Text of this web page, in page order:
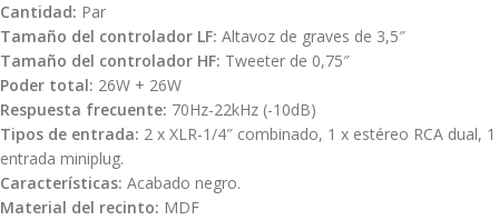
Cantidad: Par
Tamaño del controlador LF: Altavoz de graves de 3,5″
Tamaño del controlador HF: Tweeter de 0,75″
Poder total: 26W + 26W
Respuesta frecuente: 70Hz-22kHz (-10dB)
Tipos de entrada: 2 x XLR-1/4″ combinado, 1 x estéreo RCA dual, 1
entrada miniplug.
Características: Acabado negro.
Material del recinto: MDF